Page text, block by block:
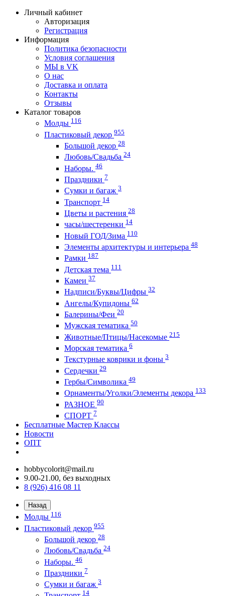
Личный кабинет
Авторизация
Регистрация
Информация
Политика безопасности
Условия соглашения
МЫ в VK
О нас
Доставка и оплата
Контакты
Отзывы
Каталог товаров
Молды 116
Пластиковый декор 955
Большой декор 28
Любовь/Cвадьба 24
Наборы. 46
Праздники 7
Сумки и багаж 3
Транспорт 14
Цветы и растения 28
часы/шестеренки 14
Новый ГОД/Зима 110
Элементы архитектуры и интерьера 48
Рамки 187
Детская тема 111
Камеи 37
Надписи/Буквы/Цифры 32
Ангелы/Купидоны 62
Балерины/Феи 20
Мужская тематика 50
Животные/Птицы/Насекомые 215
Морская тематика 6
Текстурные коврики и фоны 3
Сердечки 29
Гербы/Символика 49
Орнаменты/Уголки/Элементы декора 133
РАЗНОЕ 90
СПОРТ 7
Бесплатные Мастер Классы
Новости
ОПТ
hobbycolorit@mail.ru
9.00-21.00, без выходных
8 (926) 416 08 11
Назад
Молды 116
Пластиковый декор 955
Большой декор 28
Любовь/Cвадьба 24
Наборы. 46
Праздники 7
Сумки и багаж 3
14